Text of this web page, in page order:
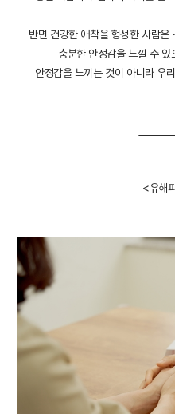
반면 건강한 애착을 형성한 사람은
충분한 안정감을 느낄 수
안정감을 느끼는 것이 아니라 우
<유해